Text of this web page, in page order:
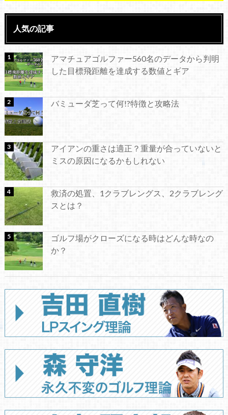
人気の記事
アマチュアゴルファー560名のデータから判明
した目標飛距離を達成する数値とギア
バミューダ芝って何!?特徴と攻略法
アイアンの重さは適正？重量が合っていないと
ミスの原因になるかもしれない
救済の処置、1クラブレングス、2クラブレング
スとは？
ゴルフ場がクローズになる時はどんな時なの
か？